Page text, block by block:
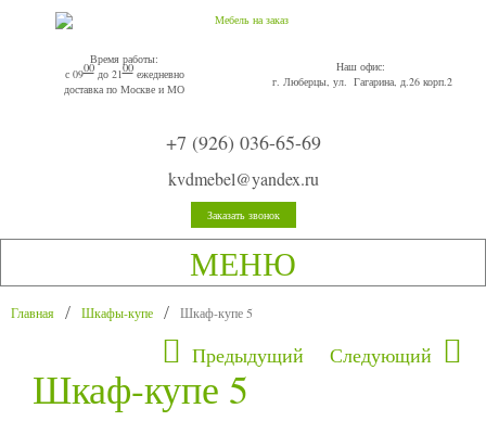
Время работы:
с 0900до 2100ежедневно
доставка по Москве и МО
Наш офис:
г. Люберцы, ул. Гагарина, д.26 корп.2
+7 (926) 036-65-69
kvdmebel@yandex.ru
Заказать звонок
МЕНЮ
Главная Шкафы-купе Шкаф-купе 5
Предыдущий Следующий
Шкаф-купе 5